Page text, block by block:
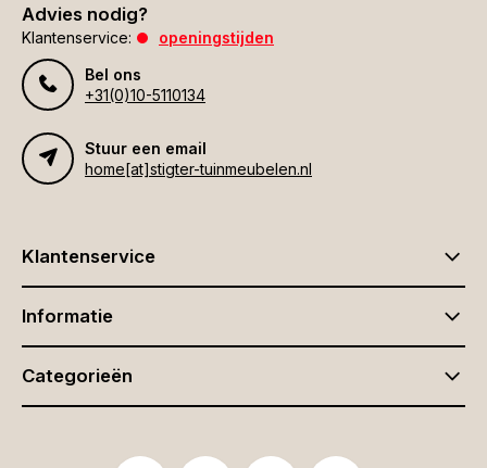
Advies nodig?
Klantenservice:
openingstijden
Bel ons
+31(0)10-5110134
Stuur een email
home[at]stigter-tuinmeubelen.nl
Klantenservice
Informatie
Categorieën